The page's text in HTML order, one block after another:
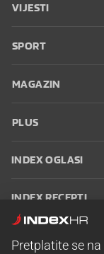
VIJESTI
SPORT
MAGAZIN
PLUS
INDEX OGLASI
INDEX RECEPTI
Pretplatite se na